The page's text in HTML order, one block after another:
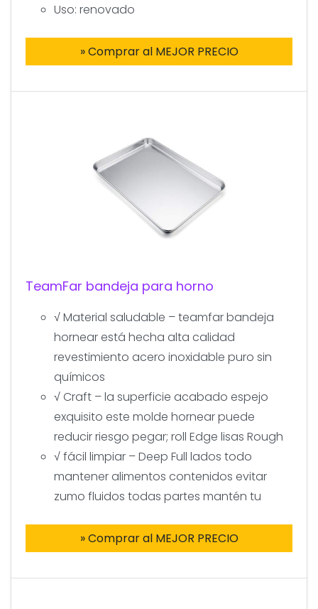
Uso: renovado
» Comprar al MEJOR PRECIO
TeamFar bandeja para horno
√ Material saludable – teamfar bandeja
hornear está hecha alta calidad
revestimiento acero inoxidable puro sin
químicos
√ Craft – la superficie acabado espejo
exquisito este molde hornear puede
reducir riesgo pegar; roll Edge lisas Rough
√ fácil limpiar – Deep Full lados todo
mantener alimentos contenidos evitar
zumo fluidos todas partes mantén tu
» Comprar al MEJOR PRECIO